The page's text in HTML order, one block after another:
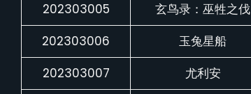
202303005
玄鸟录：巫牲之伐
202303006
玉兔星船
202303007
尤利安